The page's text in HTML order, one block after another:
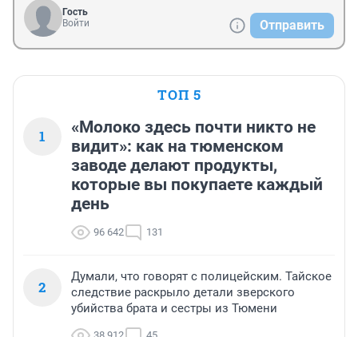
Гость
Войти
Отправить
ТОП 5
1
«Молоко здесь почти никто не
видит»: как на тюменском
заводе делают продукты,
которые вы покупаете каждый
день
96 642 131
2
Думали, что говорят с полицейским. Тайское
следствие раскрыло детали зверского
убийства брата и сестры из Тюмени